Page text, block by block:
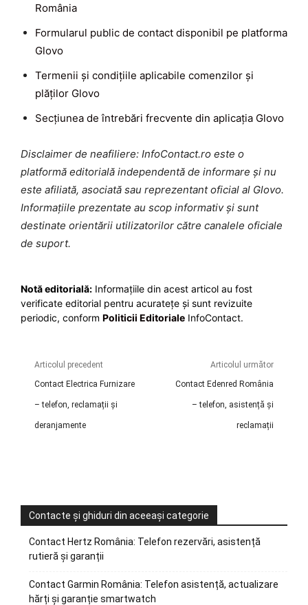
România
Formularul public de contact disponibil pe platforma
Glovo
Termenii și condițiile aplicabile comenzilor și
plăților Glovo
Secțiunea de întrebări frecvente din aplicația Glovo
Disclaimer de neafiliere: InfoContact.ro este o
platformă editorială independentă de informare și nu
este afiliată, asociată sau reprezentant oficial al Glovo.
Informațiile prezentate au scop informativ și sunt
destinate orientării utilizatorilor către canalele oficiale
de suport.
Notă editorială: Informațiile din acest articol au fost
verificate editorial pentru acuratețe și sunt revizuite
periodic, conform Politicii Editoriale InfoContact.
Articolul precedent
Contact Electrica Furnizare
– telefon, reclamații și
deranjamente
Articolul următor
Contact Edenred România
– telefon, asistență și
reclamații
Contacte și ghiduri din aceeași categorie
Contact Hertz România: Telefon rezervări, asistență
rutieră și garanții
Contact Garmin România: Telefon asistență, actualizare
hărți și garanție smartwatch